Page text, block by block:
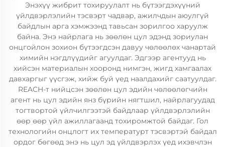
Энэхүү жибрит тохируулалт нь бүтээгдэхүүний
үйлдвэрлэлийн тэсвэрт чадвар, ажилчдын аюулгүй
байдлын арга хэмжээнд тавьсан зорилгоо харуулж
байна. Энэ найрлага нь зөөлөн цул эдэнд зориулан
онцгойлон зохион бүтээгдсэн давуу чөлөөлөх чанартай
химийн нэгдлүүдийг агуулдаг. Эдгээр агентууд нь
хийсэн материалын хооронд нимгэн, жигд хамгаалах
давхаргыг үүсгэж, хийж буй үед наалдахийг саатуулдаг.
REACH-т нийцсэн зөөлөн цул эдийн чөлөөлөгчийн
агент нь цул эдийн янз бүрийн нягтшил, найрлагуудад
тогтвортой үйлчилгээтэй байдлаар үйлдвэрлэлийн
өөр өөр үйл ажиллагаанд тохиромжтой байдаг. Гол
технологийн онцлогт их температурт тэсвэртэй байдал
ордог бөгөөд энэ нь цул эд үйлдвэрлэх үед ихэвчлэн